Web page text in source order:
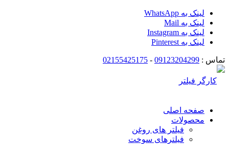
لینک به WhatsApp
لینک به Mail
لینک به Instagram
لینک به Pinterest
تماس : 09123204299
-
02155425175
صفحه اصلی
محصولات
فیلتر های روغن
فیلترهای سوخت